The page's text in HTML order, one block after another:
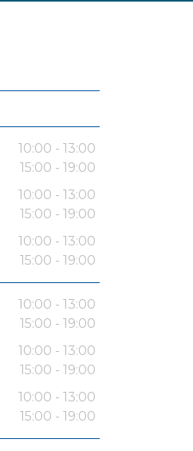
10:00 - 13:00
15:00 - 19:00
10:00 - 13:00
15:00 - 19:00
10:00 - 13:00
15:00 - 19:00
10:00 - 13:00
15:00 - 19:00
10:00 - 13:00
15:00 - 19:00
10:00 - 13:00
15:00 - 19:00